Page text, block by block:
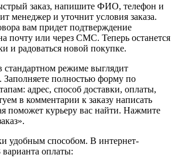
заказ, напишите ФИО, телефон и
менеджер и уточнит условия заказа.
вам придет подтверждение
почту или через СМС. Теперь останется
и радоваться новой покупке.
стандартном режиме выглядит
полностью форму по
адрес, способ доставки, оплаты,
в комментарии к заказу написать
поможет курьеру вас найти. Нажмите
удобным способом. В интернет-
оплаты: